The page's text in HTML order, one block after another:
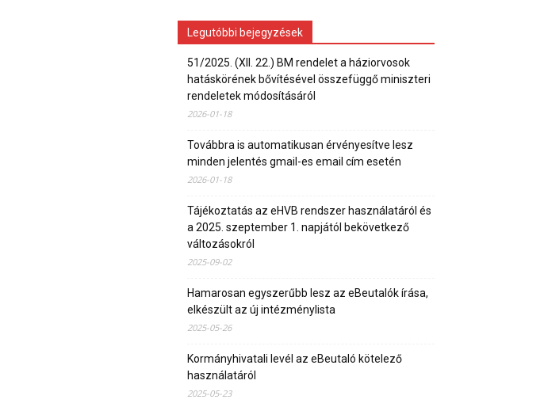
Legutóbbi bejegyzések
51/2025. (XII. 22.) BM rendelet a háziorvosok
hatáskörének bővítésével összefüggő miniszteri
rendeletek módosításáról
2026-01-18
Továbbra is automatikusan érvényesítve lesz
minden jelentés gmail-es email cím esetén
2026-01-18
Tájékoztatás az eHVB rendszer használatáról és
a 2025. szeptember 1. napjától bekövetkező
változásokról
2025-09-02
Hamarosan egyszerűbb lesz az eBeutalók írása,
elkészült az új intézménylista
2025-05-26
Kormányhivatali levél az eBeutaló kötelező
használatáról
2025-05-23